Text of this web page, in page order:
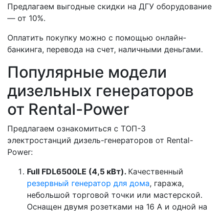
Предлагаем выгодные скидки на ДГУ оборудование
— от 10%.
Оплатить покупку можно с помощью онлайн-
банкинга, перевода на счет, наличными деньгами.
Популярные модели
дизельных генераторов
от Rental-Power
Предлагаем ознакомиться с ТОП-3
электростанций дизель-генераторов от Rental-
Power:
Full FDL6500LE (4,5 кВт). Качественный
резервный генератор для дома, гаража,
небольшой торговой точки или мастерской.
Оснащен двумя розетками на 16 А и одной на